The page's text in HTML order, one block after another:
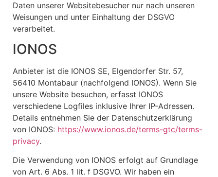
Daten unserer Websitebesucher nur nach unseren
Weisungen und unter Einhaltung der DSGVO
verarbeitet.
IONOS
Anbieter ist die IONOS SE, Elgendorfer Str. 57,
56410 Montabaur (nachfolgend IONOS). Wenn Sie
unsere Website besuchen, erfasst IONOS
verschiedene Logfiles inklusive Ihrer IP-Adressen.
Details entnehmen Sie der Datenschutzerklärung
von IONOS: https://www.ionos.de/terms-gtc/terms-
privacy.
Die Verwendung von IONOS erfolgt auf Grundlage
von Art. 6 Abs. 1 lit. f DSGVO. Wir haben ein